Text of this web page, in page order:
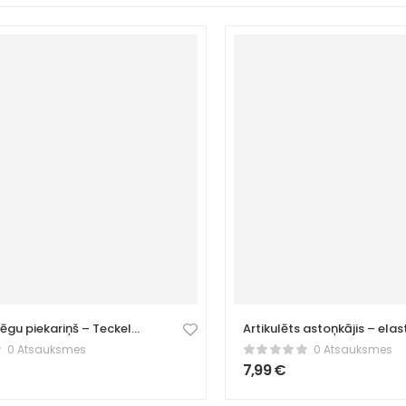
piekariņš – Teckel
0 Atsauksmes
Artikulēts astoņkājis –
fidget rotaļlieta0 Atsauksmes
7,99€